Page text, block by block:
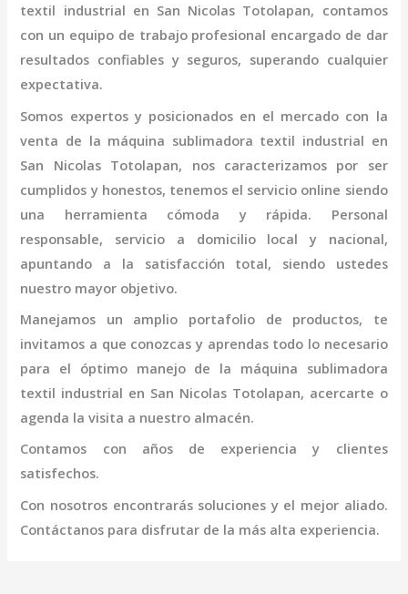
textil industrial en San Nicolas Totolapan, contamos
con un equipo de trabajo profesional encargado de dar
resultados confiables y seguros, superando cualquier
expectativa.
Somos expertos y posicionados en el mercado con la
venta de la máquina sublimadora textil industrial en
San Nicolas Totolapan, nos caracterizamos por ser
cumplidos y honestos, tenemos el servicio online siendo
una herramienta cómoda y rápida. Personal
responsable, servicio a domicilio local y nacional,
apuntando a la satisfacción total, siendo ustedes
nuestro mayor objetivo.
Manejamos un amplio portafolio de productos, te
invitamos a que conozcas y aprendas todo lo necesario
para el óptimo manejo de la máquina sublimadora
textil industrial en San Nicolas Totolapan, acercarte o
agenda la visita a nuestro almacén.
Contamos con años de experiencia y clientes
satisfechos.
Con nosotros encontrarás soluciones y el mejor aliado.
Contáctanos para disfrutar de la más alta experiencia.